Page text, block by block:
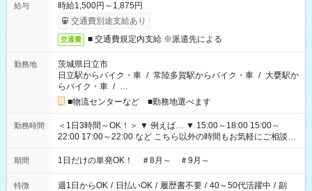
給与
時給1,500円～1,875円
交通費別途支給あり
交通費 ■ 交通費規定内支給 ※派遣先による
勤務地
茨城県日立市
日立駅からバイク・車 / 常陸多賀駅からバイク・車 / 大甕駅か
らバイク・車 / …
■物流センターなど ■勤務地選べます
勤務時間
＜1日3時間～OK！＞ ▼ 例えば… ▼ 15:00～18:00 15:00～
22:00 17:00～22:00 など こちら以外の時間もお気軽にご相談く
ださい！
期間 1日だけの単発OK！ ＃8月～ ＃9月～
特徴 週1日からOK / 日払いOK / 履歴書不要 / 40～50代活躍中 / 副